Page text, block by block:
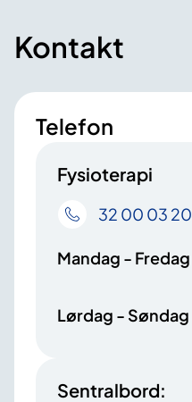
Kontakt
Telefon
Fysioterapi
32 00 03 20
Mandag - Fredag
Lørdag - Søndag
Sentralbord: